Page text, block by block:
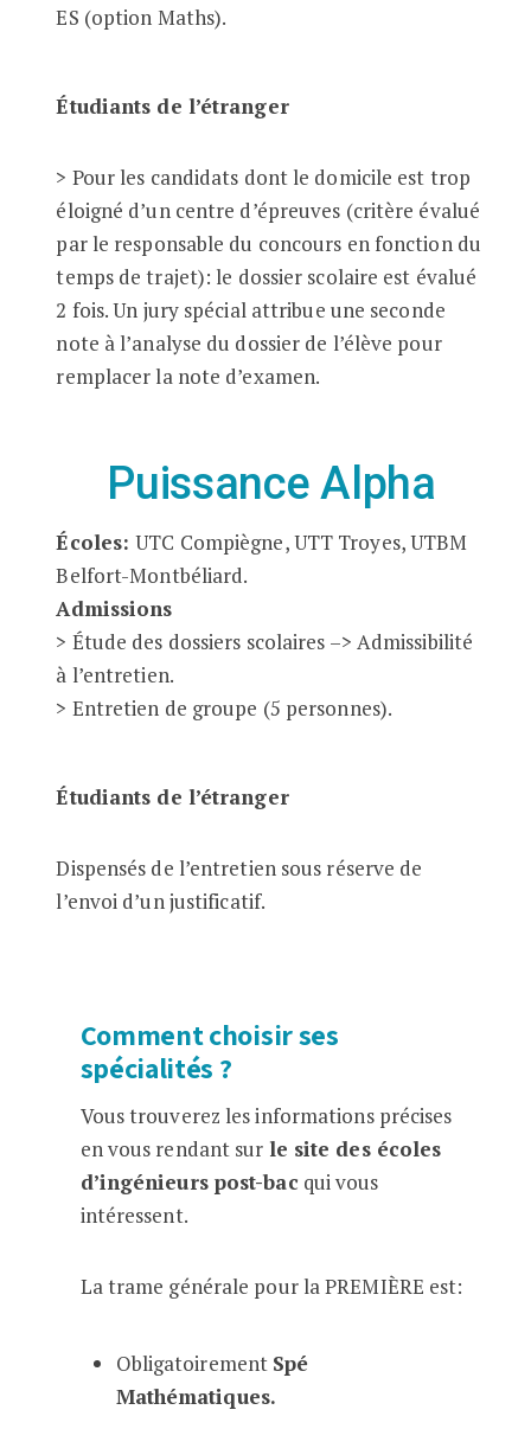
ES (option Maths).
Étudiants de l’étranger
> Pour les candidats dont le domicile est trop
éloigné d’un centre d’épreuves (critère évalué
par le responsable du concours en fonction du
temps de trajet): le dossier scolaire est évalué
2 fois. Un jury spécial attribue une seconde
note à l’analyse du dossier de l’élève pour
remplacer la note d’examen.
Puissance Alpha
Écoles:UTC Compiègne, UTT Troyes, UTBM
Belfort-Montbéliard.
Admissions
> Étude des dossiers scolaires –> Admissibilité
à l’entretien.
> Entretien de groupe (5 personnes).
Étudiants de l’étranger
Dispensés de l’entretien sous réserve de
l’envoi d’un justificatif.
Comment choisir ses
spécialités ?
Vous trouverez les informations précises
en vous rendant sur le site des écoles
d’ingénieurs post-bac qui vous
intéressent.
La trame générale pour la PREMIÈRE est:
Obligatoirement Spé
Mathématiques.